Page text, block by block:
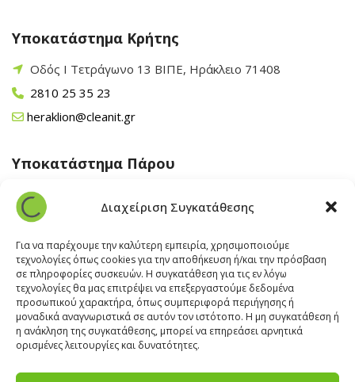
Διαχείριση Συγκατάθεσης
Για να παρέχουμε την καλύτερη εμπειρία, χρησιμοποιούμε
τεχνολογίες όπως cookies για την αποθήκευση ή/και την πρόσβαση
σε πληροφορίες συσκευών. Η συγκατάθεση για τις εν λόγω
τεχνολογίες θα μας επιτρέψει να επεξεργαστούμε δεδομένα
προσωπικού χαρακτήρα, όπως συμπεριφορά περιήγησης ή
μοναδικά αναγνωριστικά σε αυτόν τον ιστότοπο. Η μη συγκατάθεση ή
η ανάκληση της συγκατάθεσης, μπορεί να επηρεάσει αρνητικά
ορισμένες λειτουργίες και δυνατότητες.
Υποκατάστημα Κρήτης
Οδός Ι Τετράγωνο 13 ΒΙΠΕ, Ηράκλειο 71408
2810 25 35 23
heraklion@cleanit.gr
Υποκατάστημα Πάρου
Άγιος Βλάσης Αρχίλοχος, Πάρος 84400
22840 43 163
paros@cleanit.gr
Υποκατάστημα Σαντορίνης
Έξω Γωνία, Σαντορίνη847 00
22860 22322